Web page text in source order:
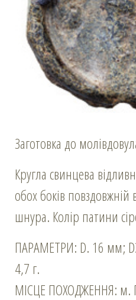
Заготовка до
Кругла свинцева
обох боків
шнура. Колір патини
ПАРАМЕТРИ: D. 16 мм;
4,7 г.
МІСЦЕ ПОХОДЖЕННЯ: м.